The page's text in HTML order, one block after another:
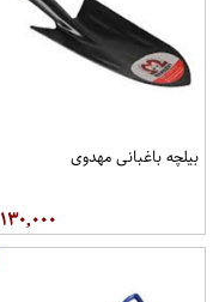
بیلچه باغبانی مهدوی
۱۳۰,۰۰۰